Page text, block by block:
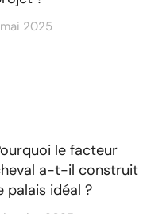
mai 2025
le facteur
a-t-il construit
palais idéal ?